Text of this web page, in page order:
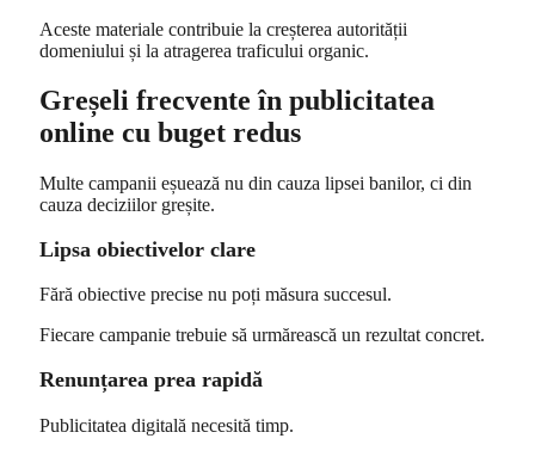
Aceste materiale contribuie la creșterea autorității
domeniului și la atragerea traficului organic.
Greșeli frecvente în publicitatea
online cu buget redus
Multe campanii eșuează nu din cauza lipsei banilor, ci din
cauza deciziilor greșite.
Lipsa obiectivelor clare
Fără obiective precise nu poți măsura succesul.
Fiecare campanie trebuie să urmărească un rezultat concret.
Renunțarea prea rapidă
Publicitatea digitală necesită timp.